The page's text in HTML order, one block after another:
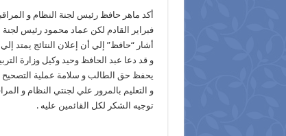
أكد ماهر حافظ رئيس لجنة النظام و
فبراير القادم لكن عماد محمود رئيس لجنة
أشار “حافظ” إلي أن إعلان النتائج يمتد
و قد دعا عبد الحافظ وحيد وكيل وزارة
يحفظ حق الطالب و سلامة عملية التصحيح
و التعليم بالمرور علي لجنتي النظام و
توجيه الشكر لكل القائمين عليه .